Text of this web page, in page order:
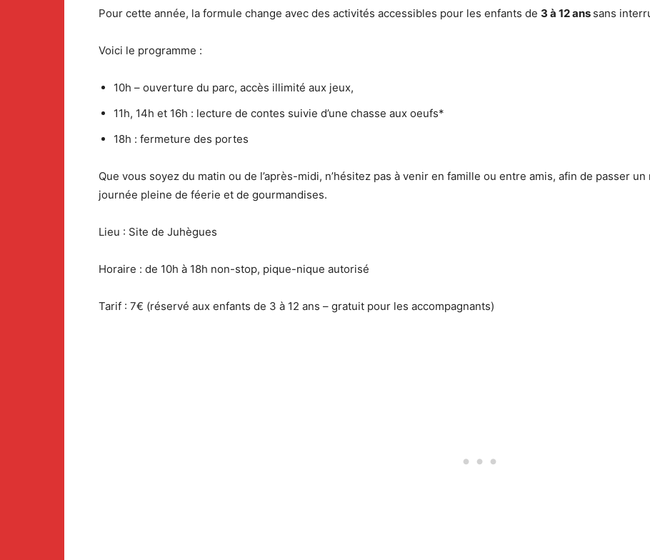
Pour cette année, la formule change avec des activités accessibles pour les enfants de 3 à 12 ans sans
Voici le programme :
10h – ouverture du parc, accès illimité aux jeux,
11h, 14h et 16h : lecture de contes suivie d’une chasse aux oeufs*
18h : fermeture des portes
Que vous soyez du matin ou de l’après-midi, n’hésitez pas à venir en famille ou entre amis, afin de passer un
journée pleine de féerie et de gourmandises.
Lieu : Site de Juhègues
Horaire : de 10h à 18h non-stop, pique-nique autorisé
Tarif : 7€ (réservé aux enfants de 3 à 12 ans – gratuit pour les accompagnants)